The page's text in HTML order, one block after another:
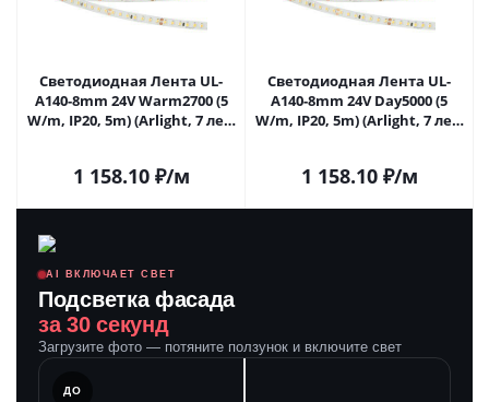
Светодиодная Лента UL-
A140-8mm 24V Warm2700 (5
W/m, IP20, 5m) (Arlight, 7 лет)
1 158.10₽/м
Светодиодная Лента UL-
A140-8mm 24V Day5000 (5
W/m, IP20, 5m) (Arlight, 7 лет)
1 158.10₽/м
AI ВКЛЮЧАЕТ СВЕТ
Подсветка фасада
за 30 секунд
Загрузите фото — потяните ползунок и включите свет
ДО